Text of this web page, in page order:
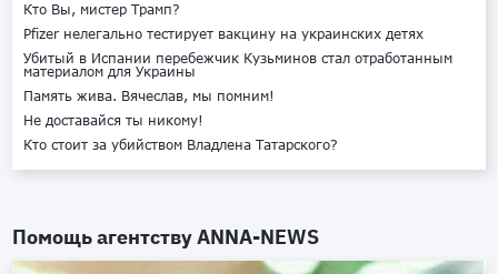
Кто Вы, мистер Трамп?
Pfizer нелегально тестирует вакцину на украинских детях
Убитый в Испании перебежчик Кузьминов стал отработанным
материалом для Украины
Память жива. Вячеслав, мы помним!
Не доставайся ты никому!
Кто стоит за убийством Владлена Татарского?
Помощь агентствуANNA-NEWS